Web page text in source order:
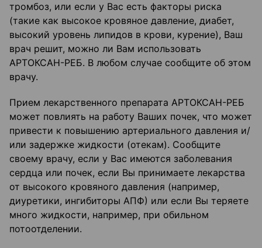
тромбоз, или если у Вас есть факторы риска
(такие как высокое кровяное давление, диабет,
высокий уровень липидов в крови, курение), Ваш
врач решит, можно ли Вам использовать
АРТОКСАН-РЕБ. В любом случае сообщите об этом
врачу.
Прием лекарственного препарата АРТОКСАН-РЕБ
может повлиять на работу Ваших почек, что может
привести к повышению артериального давления и/
или задержке жидкости (отекам). Сообщите
своему врачу, если у Вас имеются заболевания
сердца или почек, если Вы принимаете лекарства
от высокого кровяного давления (например,
диуретики, ингибиторы АПФ) или если Вы теряете
много жидкости, например, при обильном
потоотделении.